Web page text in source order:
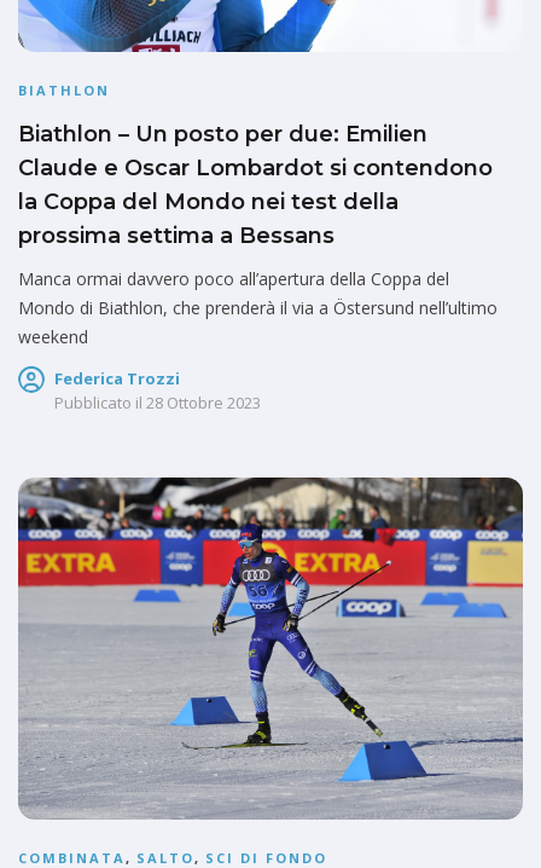
BIATHLON
Biathlon – Un posto per due: Emilien
Claude e Oscar Lombardot si contendono
la Coppa del Mondo nei test della
prossima settima a Bessans
Manca ormai davvero poco all’apertura della Coppa del
Mondo di Biathlon, che prenderà il via a Östersund nell’ultimo
weekend
Federica Trozzi
Pubblicato il 28 Ottobre 2023
COMBINATA , SALTO, SCI DI FONDO